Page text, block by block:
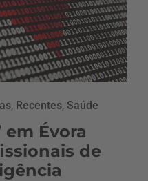
, Recentes, Saúde
em Évora
de